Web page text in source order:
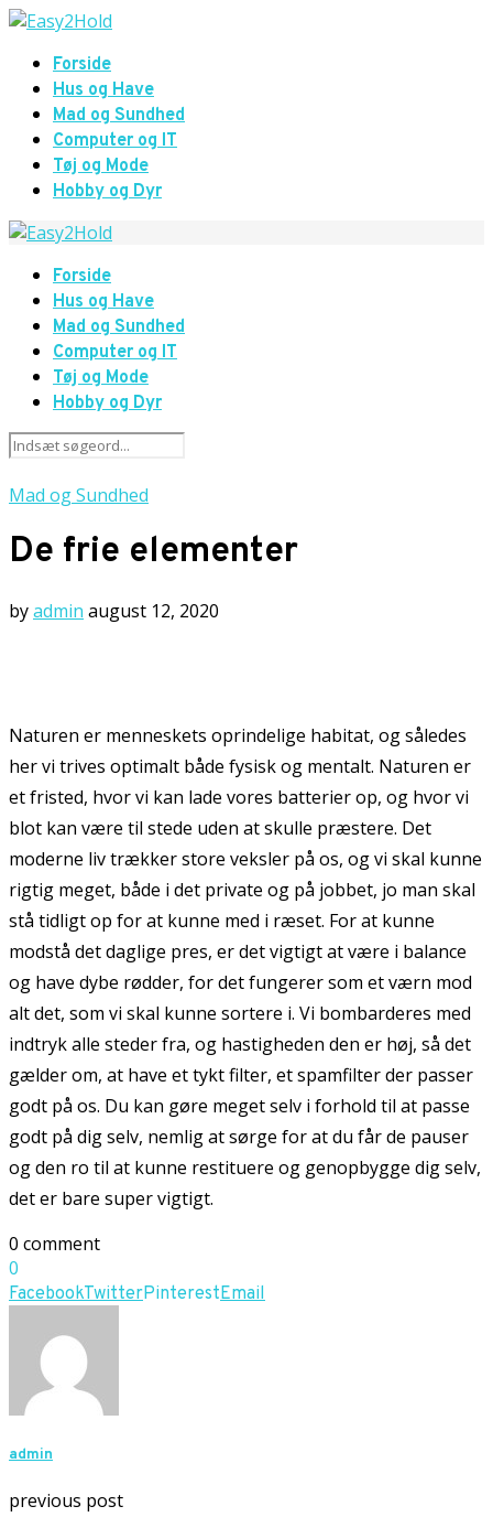
Forside
Hus og Have
Mad og Sundhed
Computer og IT
Tøj og Mode
Hobby og Dyr
Forside
Hus og Have
Mad og Sundhed
Computer og IT
Tøj og Mode
Hobby og Dyr
Mad og Sundhed
De frie elementer
byadmin august 12, 2020
Naturen er menneskets oprindelige habitat, og således
her vi trives optimalt både fysisk og mentalt. Naturen er
et fristed, hvor vi kan lade vores batterier op, og hvor vi
blot kan være til stede uden at skulle præstere. Det
moderne liv trækker store veksler på os, og vi skal kunne
rigtig meget, både i det private og på jobbet, jo man skal
stå tidligt op for at kunne med i ræset. For at kunne
modstå det daglige pres, er det vigtigt at være i balance
og have dybe rødder, for det fungerer som et værn mod
alt det, som vi skal kunne sortere i. Vi bombarderes med
indtryk alle steder fra, og hastigheden den er høj, så det
gælder om, at have et tykt filter, et spamfilter der passer
godt på os. Du kan gøre meget selv i forhold til at passe
godt på dig selv, nemlig at sørge for at du får de pauser
og den ro til at kunne restituere og genopbygge dig selv,
det er bare super vigtigt.
0 comment
0
FacebookTwitterPinterestEmail
admin
previous post